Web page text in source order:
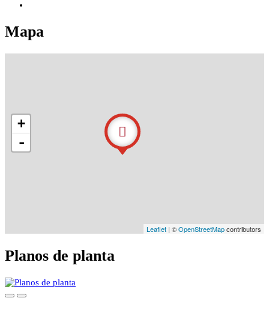
Mapa
+
-
Leaflet | ©OpenStreetMapcontributors
Planos de planta